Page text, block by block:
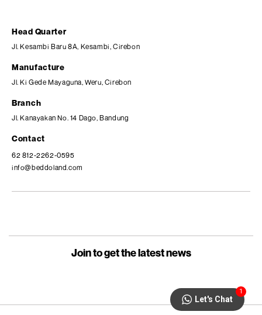
Head Quarter
Jl. Kesambi Baru 8A, Kesambi, Cirebon
Manufacture
Jl. Ki Gede Mayaguna, Weru, Cirebon
Branch
Jl. Kanayakan No. 14 Dago, Bandung
Contact
62 812-2262-0595
info@beddoland.com
Join to get the latest news
Let's Chat
1